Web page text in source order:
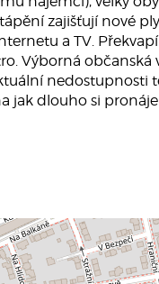
zajišťují nové
a TV.
Výborná
jak dlouho si